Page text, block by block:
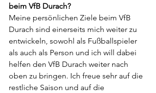
beim VfB Durach?
Meine persönlichen Ziele beim VfB
Durach sind einerseits mich weiter zu
entwickeln, sowohl als Fußballspieler
als auch als Person und ich will dabei
helfen den VfB Durach weiter nach
oben zu bringen. Ich freue sehr auf die
restliche Saison und auf die